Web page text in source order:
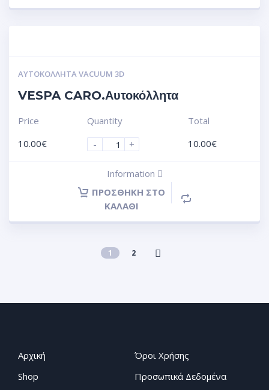
ΑΥΤΟΚΌΛΛΗΤΑ VACUUM 3D
VESPA CARO.Αυτοκόλλητα
Price
10.00€
Quantity
-
+
Total
10.00€
Information
ΠΡΟΣΘΉΚΗ ΣΤΟ
ΚΑΛΆΘΙ
1 2
Αρχική
Shop
Όροι Χρήσης
Προσωπικά Δεδομένα